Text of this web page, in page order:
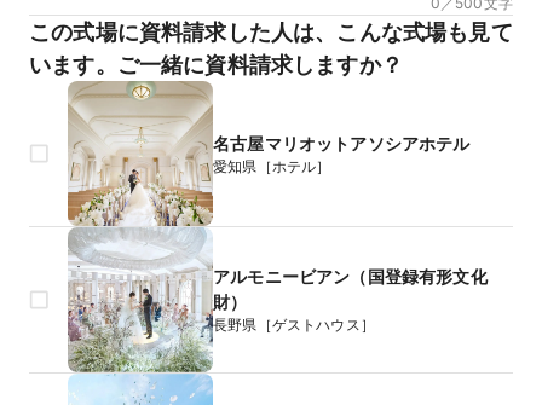
この式場に資料請求した人は、こんな式場も見て
います。ご一緒に資料請求しますか？
名古屋マリオットアソシアホテル
愛知県［ホテル］
アルモニービアン（国登録有形文化
財）
長野県［ゲストハウス］